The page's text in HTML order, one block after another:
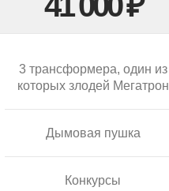
3 трансформера, один из
которых злодей Мегатрон
Дымовая пушка
Конкурсы